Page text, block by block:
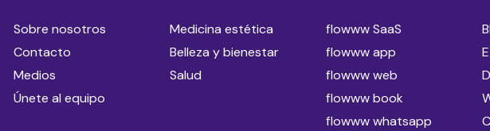
Sobre nosotros
Contacto
Medios
Únete al equipo
Medicina estética
Belleza y bienestar
Salud
flowww SaaS
flowww app
flowww web
flowww book
flowww whatsapp